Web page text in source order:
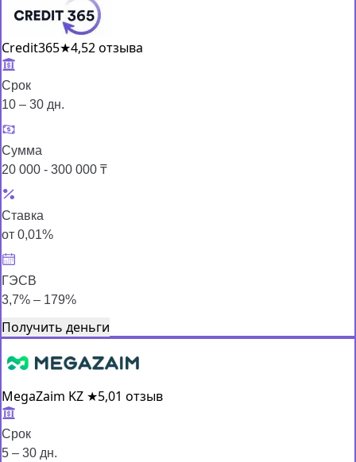
Credit365★4,52 отзыва
Срок
10 – 30 дн.
Сумма
20 000 - 300 000 ₸
Ставка
от 0,01%
ГЭСВ
3,7% – 179%
Получить деньги
MegaZaim KZ ★5,01 отзыв
Срок
5 – 30 дн.